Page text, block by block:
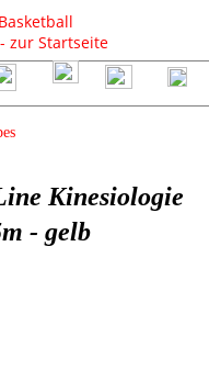
Kinesiologie
- gelb